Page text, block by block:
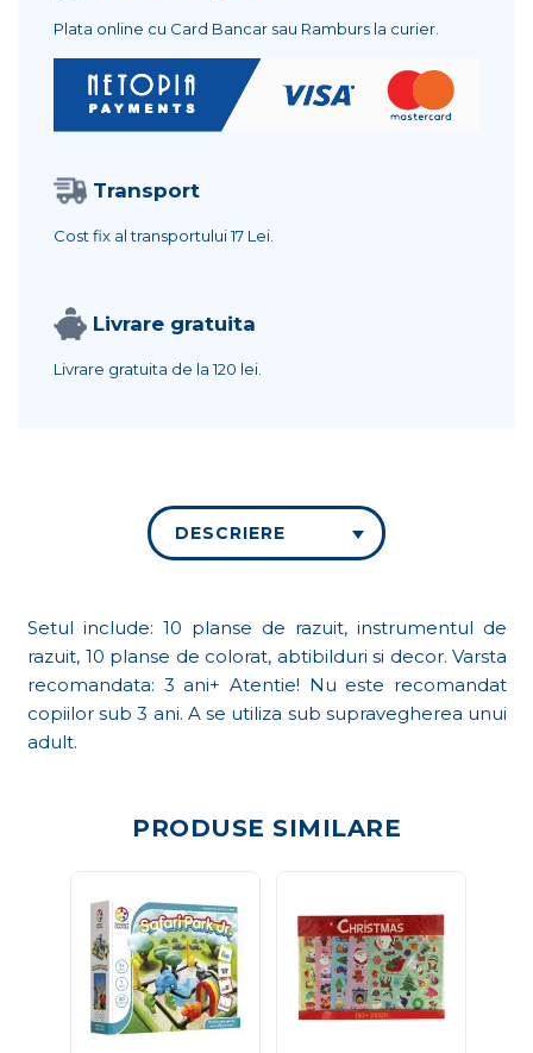
Plata online cu Card Bancar sau Ramburs la curier.
Transport
Cost fix al transportului17 Lei.
Livrare gratuita
Livrare gratuita de la120 lei.
DESCRIERE
Setul include: 10 planse de razuit, instrumentul de
razuit, 10 planse de colorat, abtibilduri si decor. Varsta
recomandata: 3 ani+ Atentie! Nu este recomandat
copiilor sub 3 ani. A se utiliza sub supravegherea unui
adult.
PRODUSE SIMILARE